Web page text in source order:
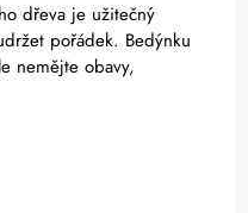
dřeva je užitečný
pořádek. Bedýnku
nemějte obavy,